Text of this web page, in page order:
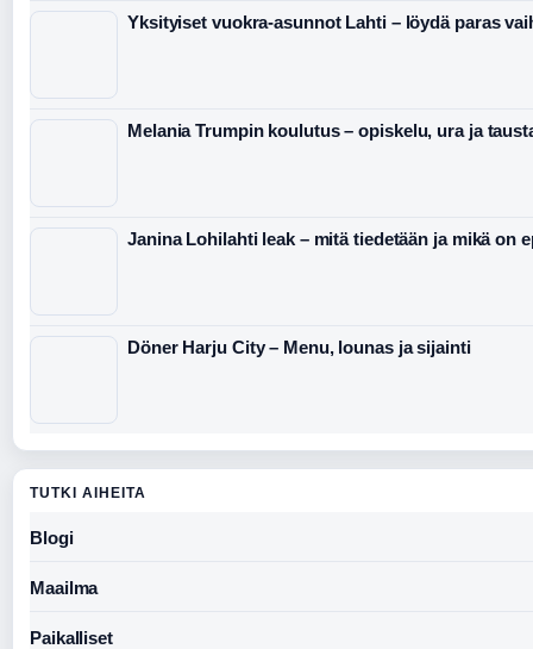
Yksityiset vuokra-asunnot Lahti – löydä paras
Melania Trumpin koulutus – opiskelu, ura ja
Janina Lohilahti leak – mitä tiedetään ja mikä on
Döner Harju City – Menu, lounas ja sijainti
TUTKI AIHEITA
Blogi
Maailma
Paikalliset